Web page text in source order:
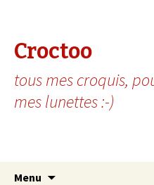
Croctoo
tous mes croquis,
mes lunettes :-)
Menu